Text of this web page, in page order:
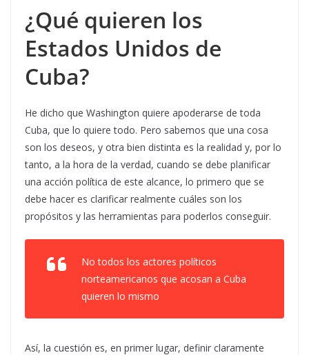
¿Qué quieren los
Estados Unidos de
Cuba?
He dicho que Washington quiere apoderarse de toda
Cuba, que lo quiere todo. Pero sabemos que una cosa
son los deseos, y otra bien distinta es la realidad y, por lo
tanto, a la hora de la verdad, cuando se debe planificar
una acción política de este alcance, lo primero que se
debe hacer es clarificar realmente cuáles son los
propósitos y las herramientas para poderlos conseguir.
No todos los actores políticos
norteamericanos que acosan a Cuba
quieren lo mismo
Así, la cuestión es, en primer lugar, definir claramente